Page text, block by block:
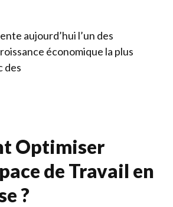
aujourd’hui l’un des
économique la plus
des
Optimiser
de Travail en
?